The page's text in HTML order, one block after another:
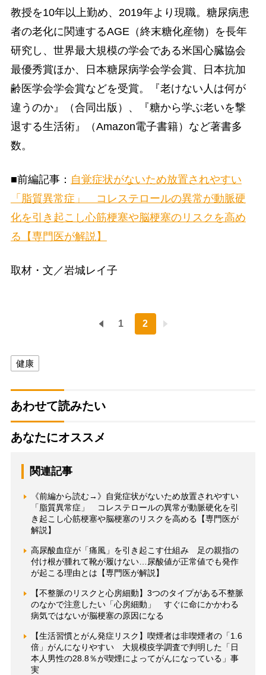
教授を10年以上勤め、2019年より現職。糖尿病患
者の老化に関連するAGE（終末糖化産物）を長年
研究し、世界最大規模の学会である米国心臓協会
最優秀賞ほか、日本糖尿病学会学会賞、日本抗加
齢医学会学会賞などを受賞。『老けない人は何が
違うのか』（合同出版）、『糖から学ぶ老いを撃
退する生活術』（Amazon電子書籍）など著書多
数。
■前編記事： 自覚症状がないため放置されやすい
「脂質異常症」 コレステロールの異常が動脈硬
化を引き起こし心筋梗塞や脳梗塞のリスクを高め
る【専門医が解説】
取材・文／岩城レイ子
1 2
健康
あわせて読みたい
あなたにオススメ
関連記事
《前編から読む→》自覚症状がないため放置されやすい
「脂質異常症」 コレステロールの異常が動脈硬化を引
き起こし心筋梗塞や脳梗塞のリスクを高める【専門医が
解説】
高尿酸血症が「痛風」を引き起こす仕組み 足の親指の
付け根が腫れて靴が履けない…尿酸値が正常値でも発作
が起こる理由とは【専門医が解説】
【不整脈のリスクと心房細動】3つのタイプがある不整脈
のなかで注意したい「心房細動」 すぐに命にかかわる
病気ではないが脳梗塞の原因になる
【生活習慣とがん発症リスク】喫煙者は非喫煙者の「1.6
倍」がんになりやすい 大規模疫学調査で判明した「日
本人男性の28.8％が喫煙によってがんになっている」事
実